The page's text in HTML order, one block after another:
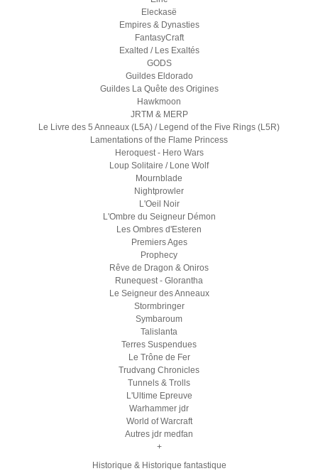
Eleckasë
Empires & Dynasties
FantasyCraft
Exalted / Les Exaltés
GODS
Guildes Eldorado
Guildes La Quête des Origines
Hawkmoon
JRTM & MERP
Le Livre des 5 Anneaux (L5A) / Legend of the Five Rings (L5R)
Lamentations of the Flame Princess
Heroquest - Hero Wars
Loup Solitaire / Lone Wolf
Mournblade
Nightprowler
L'Oeil Noir
L'Ombre du Seigneur Démon
Les Ombres d'Esteren
Premiers Ages
Prophecy
Rêve de Dragon & Oniros
Runequest - Glorantha
Le Seigneur des Anneaux
Stormbringer
Symbaroum
Talislanta
Terres Suspendues
Le Trône de Fer
Trudvang Chronicles
Tunnels & Trolls
L'Ultime Epreuve
Warhammer jdr
World of Warcraft
Autres jdr medfan
+
Historique & Historique fantastique